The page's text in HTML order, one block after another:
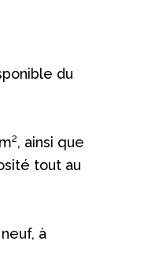
du
ainsi que
tout au
à